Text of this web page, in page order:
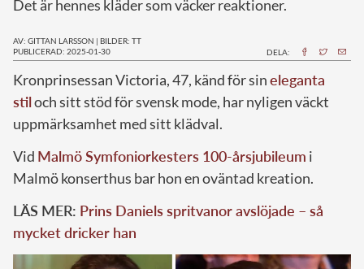
Det är hennes kläder som väcker reaktioner.
AV: GITTAN LARSSON | BILDER: TT
PUBLICERAD: 2025-01-30
DELA:
Kronprinsessan Victoria, 47, känd för sineleganta
stiloch sitt stöd för svensk mode, har nyligen väckt
uppmärksamhet med sitt klädval.
Vid Malmö Symfoniorkesters 100-årsjubileum i
Malmö konserthus bar hon en oväntad kreation.
LÄS MER: Prins Daniels spritvanor avslöjade – så
mycket dricker han